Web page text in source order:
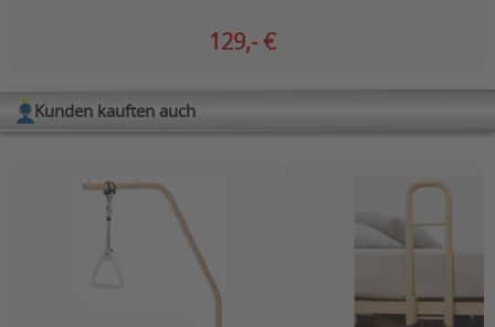
HMV-Nr.:
129,- €
Kunden kauften auch